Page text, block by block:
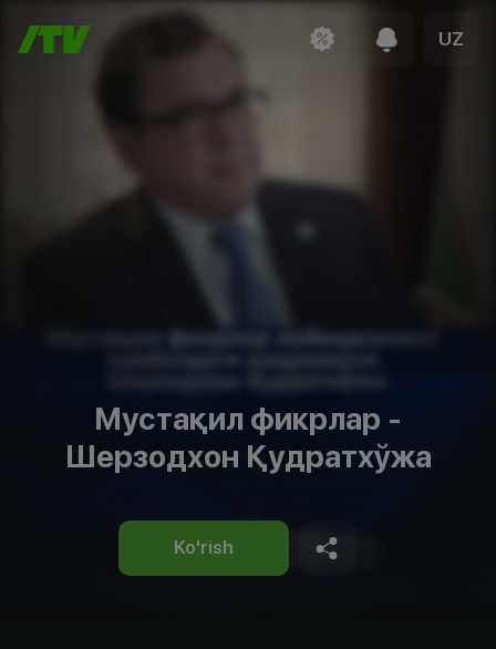
UZ
Мустақил фикрлар -
Шерзодхон Қудратхўжа
Ko'rish